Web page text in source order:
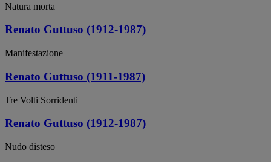
Natura morta
Renato Guttuso (1912-1987)
Manifestazione
Renato Guttuso (1911-1987)
Tre Volti Sorridenti
Renato Guttuso (1912-1987)
Nudo disteso